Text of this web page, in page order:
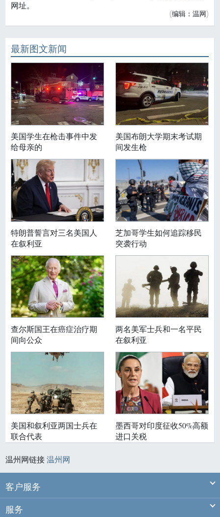
网址。
(编辑：温网)
最新图文新闻
美国学生在枪击事件中发
给母亲的
美国布朗大学期末考试期
间发生枪
特朗普誓言对三名美国人
在叙利亚
芝加哥学生如何追踪移民
突袭行动
查尔斯国王在癌症治疗期
间向公众
两名美军士兵和一名平民
在叙利亚
美国和叙利亚两国士兵在
联合代表
墨西哥对印度征收50%高额
进口关税
温州网链接温州网
客户服务
服务